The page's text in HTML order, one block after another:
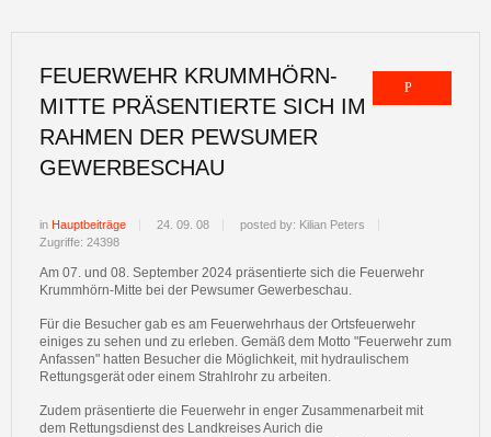
FEUERWEHR KRUMMHÖRN-
MITTE PRÄSENTIERTE SICH IM
RAHMEN DER PEWSUMER
GEWERBESCHAU
in Hauptbeiträge 24. 09. 08
posted by: Kilian Peters
Zugriffe: 24398
Am 07. und 08. September 2024 präsentierte sich die Feuerwehr
Krummhörn-Mitte bei der Pewsumer Gewerbeschau.
Für die Besucher gab es am Feuerwehrhaus der Ortsfeuerwehr
einiges zu sehen und zu erleben. Gemäß dem Motto "Feuerwehr zum
Anfassen" hatten Besucher die Möglichkeit, mit hydraulischem
Rettungsgerät oder einem Strahlrohr zu arbeiten.
Zudem präsentierte die Feuerwehr in enger Zusammenarbeit mit
dem Rettungsdienst des Landkreises Aurich die